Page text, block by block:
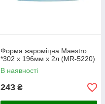
Форма жароміцна Maestro
*302 x 196мм x 2л (MR-5220)
В наявності
243 ₴